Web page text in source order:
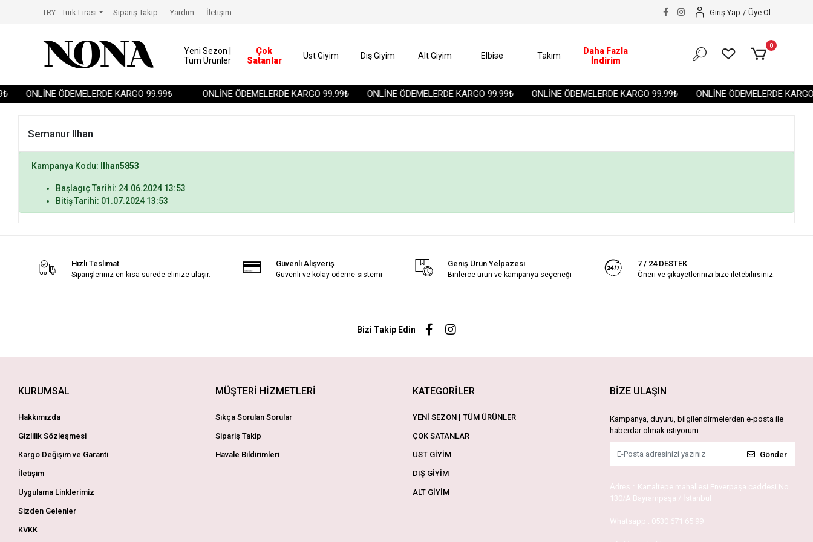
ONLİNE ÖDEMELERDE KARGO 99.99₺ ONLİNE ÖDEMELERDE KARGO 99.99₺ ONLİNE ÖDEMELERDE KARGO 99.99₺ ONLİNE ÖDEMELERDE KARGO 99.99₺ ONLİNE ÖDEMELERDE
TRY - Türk Lirası Sipariş Takip Yardım İletişim Giriş Yap / Üye Ol
Yeni Sezon |
Tüm Ürünler
Çok
Satanlar
Üst Giyim Dış Giyim Alt Giyim Elbise Takım
Daha Fazla
İndirim
0
Semanur Ilhan
Kampanya Kodu: Ilhan5853
Başlagıç Tarihi: 24.06.2024 13:53
Bitiş Tarihi: 01.07.2024 13:53
Hızlı Teslimat
Siparişleriniz en kısa sürede elinize ulaşır.
Güvenli Alışveriş
Güvenli ve kolay ödeme sistemi
Geniş Ürün Yelpazesi
Binlerce ürün ve kampanya seçeneği
7 / 24 DESTEK
Öneri ve şikayetlerinizi bize iletebilirsiniz.
Bizi Takip Edin
KURUMSAL
Hakkımızda
Gizlilik Sözleşmesi
Kargo Değişim ve Garanti
İletişim
Uygulama Linklerimiz
Sizden Gelenler
KVKK
MÜŞTERİ HİZMETLERİ
Sıkça Sorulan Sorular
Sipariş Takip
Havale Bildirimleri
KATEGORİLER
YENİ SEZON | TÜM ÜRÜNLER
ÇOK SATANLAR
ÜST GİYİM
DIŞ GİYİM
ALT GİYİM
BİZE ULAŞIN
Kampanya, duyuru, bilgilendirmelerden e-posta ile
haberdar olmak istiyorum.
Gönder
Adres : Kartaltepe mahallesi Enverpaşa caddesi No
130/A Bayrampaşa / İstanbul
Whatsapp : 0530 671 65 99